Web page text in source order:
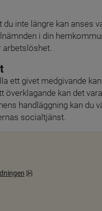
inte längre kan anses
i din
ett givet medgivande
kan det
handläggning kan du
socialtjänst.
Pdf, 3.3 MB, öppnas i
webbplats, öppnas i nytt